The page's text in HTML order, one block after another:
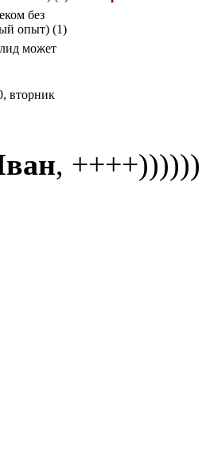
без
опыт) (1)
может
вторник
, ++++))))))